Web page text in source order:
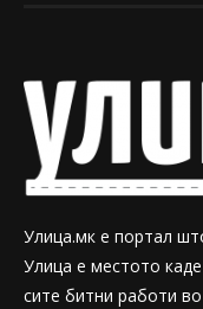
Улица.мк е портал
Улица е местото
сите битни работи